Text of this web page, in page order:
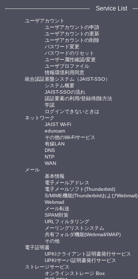
Service List
ユーザアカウント
ユーザアカウントの申請
ユーザアカウントの更新
ユーザアカウントの削除
パスワード変更
パスワードのリセット
ユーザー属性確認/変更
ユーザプロファイル
情報環境利用同意
統合認証基盤システム（JAIST-SSO）
システム概要
JAIST-SSOの流れ
認証要素の利用/登録/削除方法
学認
ログインできないときは
ネットワーク
JAIST Wi-Fi
eduroam
その他のWi-Fiサービス
有線LAN
DNS
NTP
WAN
メール
基本情報
電子メールアドレス
電子メールソフト(Thunderbird)
S/MIME機能(ThunderbirdおよびWebmail)
Webmail
メール転送
SPAM対策
URLフィルタリング
メーリングリストシステム
共有フォルダ機能(Webmail/IMAP)
その他
電子証明書
UPKIクライアント証明書発行サービス
UPKIサーバ証明書発行サービス
ストレージサービス
オンラインストレージ Box